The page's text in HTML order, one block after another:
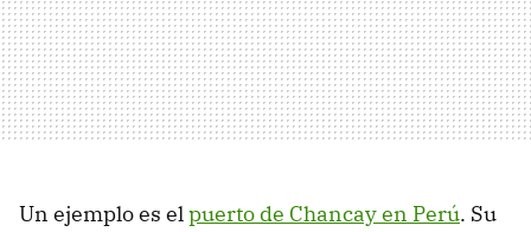
Un ejemplo es elpuerto de Chancay en Perú. Su